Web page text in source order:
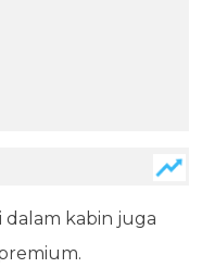
dalam kabin juga